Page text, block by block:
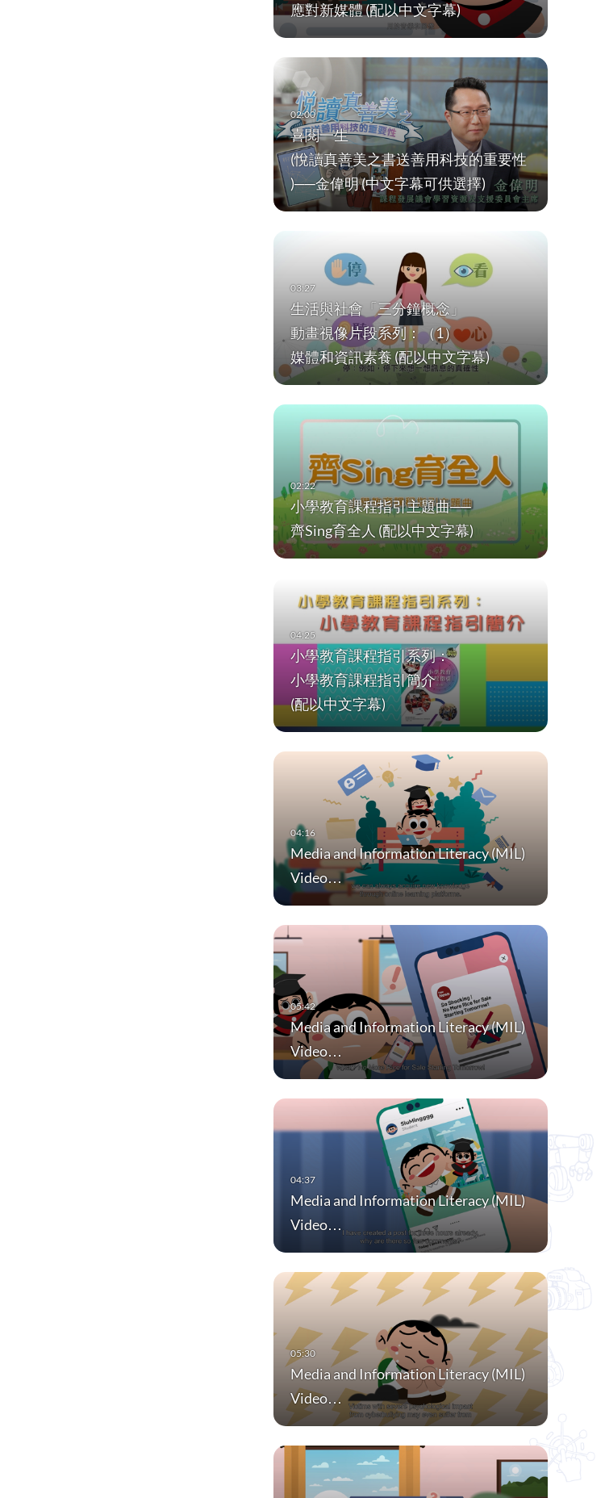
應對新媒體 (配以中文字幕)
喜閱一生
(悅讀真善美之書送善用科技的重要性
)──金偉明 (中文字幕可供選擇)
生活與社會「三分鐘概念」
動畫視像片段系列：（1）
媒體和資訊素養 (配以中文字幕)
小學教育課程指引主題曲──
齊Sing育全人 (配以中文字幕)
小學教育課程指引系列：
小學教育課程指引簡介
(配以中文字幕)
Media and Information Literacy (MIL)
Video…
Media and Information Literacy (MIL)
Video…
Media and Information Literacy (MIL)
Video…
Media and Information Literacy (MIL)
Video…